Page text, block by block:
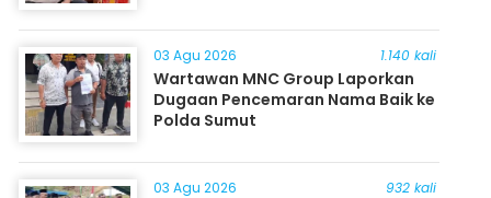
03 Agu 2026 1.140 kali
Wartawan MNC Group Laporkan
Dugaan Pencemaran Nama Baik ke
Polda Sumut
03 Agu 2026 932 kali